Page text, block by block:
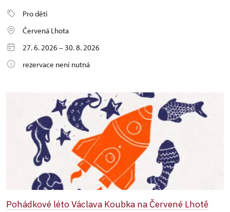
Pro děti
Červená Lhota
27. 6. 2026 – 30. 8. 2026
rezervace není nutná
Pohádkové léto Václava Koubka na Červené Lhotě